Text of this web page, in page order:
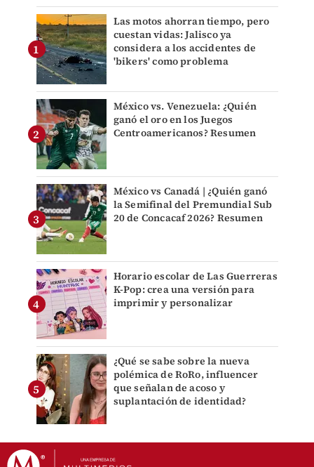
Las motos ahorran tiempo, pero
cuestan vidas: Jalisco ya
considera a los accidentes de
'bikers' como problema
México vs. Venezuela: ¿Quién
ganó el oro en los Juegos
Centroamericanos? Resumen
México vs Canadá | ¿Quién ganó
la Semifinal del Premundial Sub
20 de Concacaf 2026? Resumen
Horario escolar de Las Guerreras
K-Pop: crea una versión para
imprimir y personalizar
¿Qué se sabe sobre la nueva
polémica de RoRo, influencer
que señalan de acoso y
suplantación de identidad?